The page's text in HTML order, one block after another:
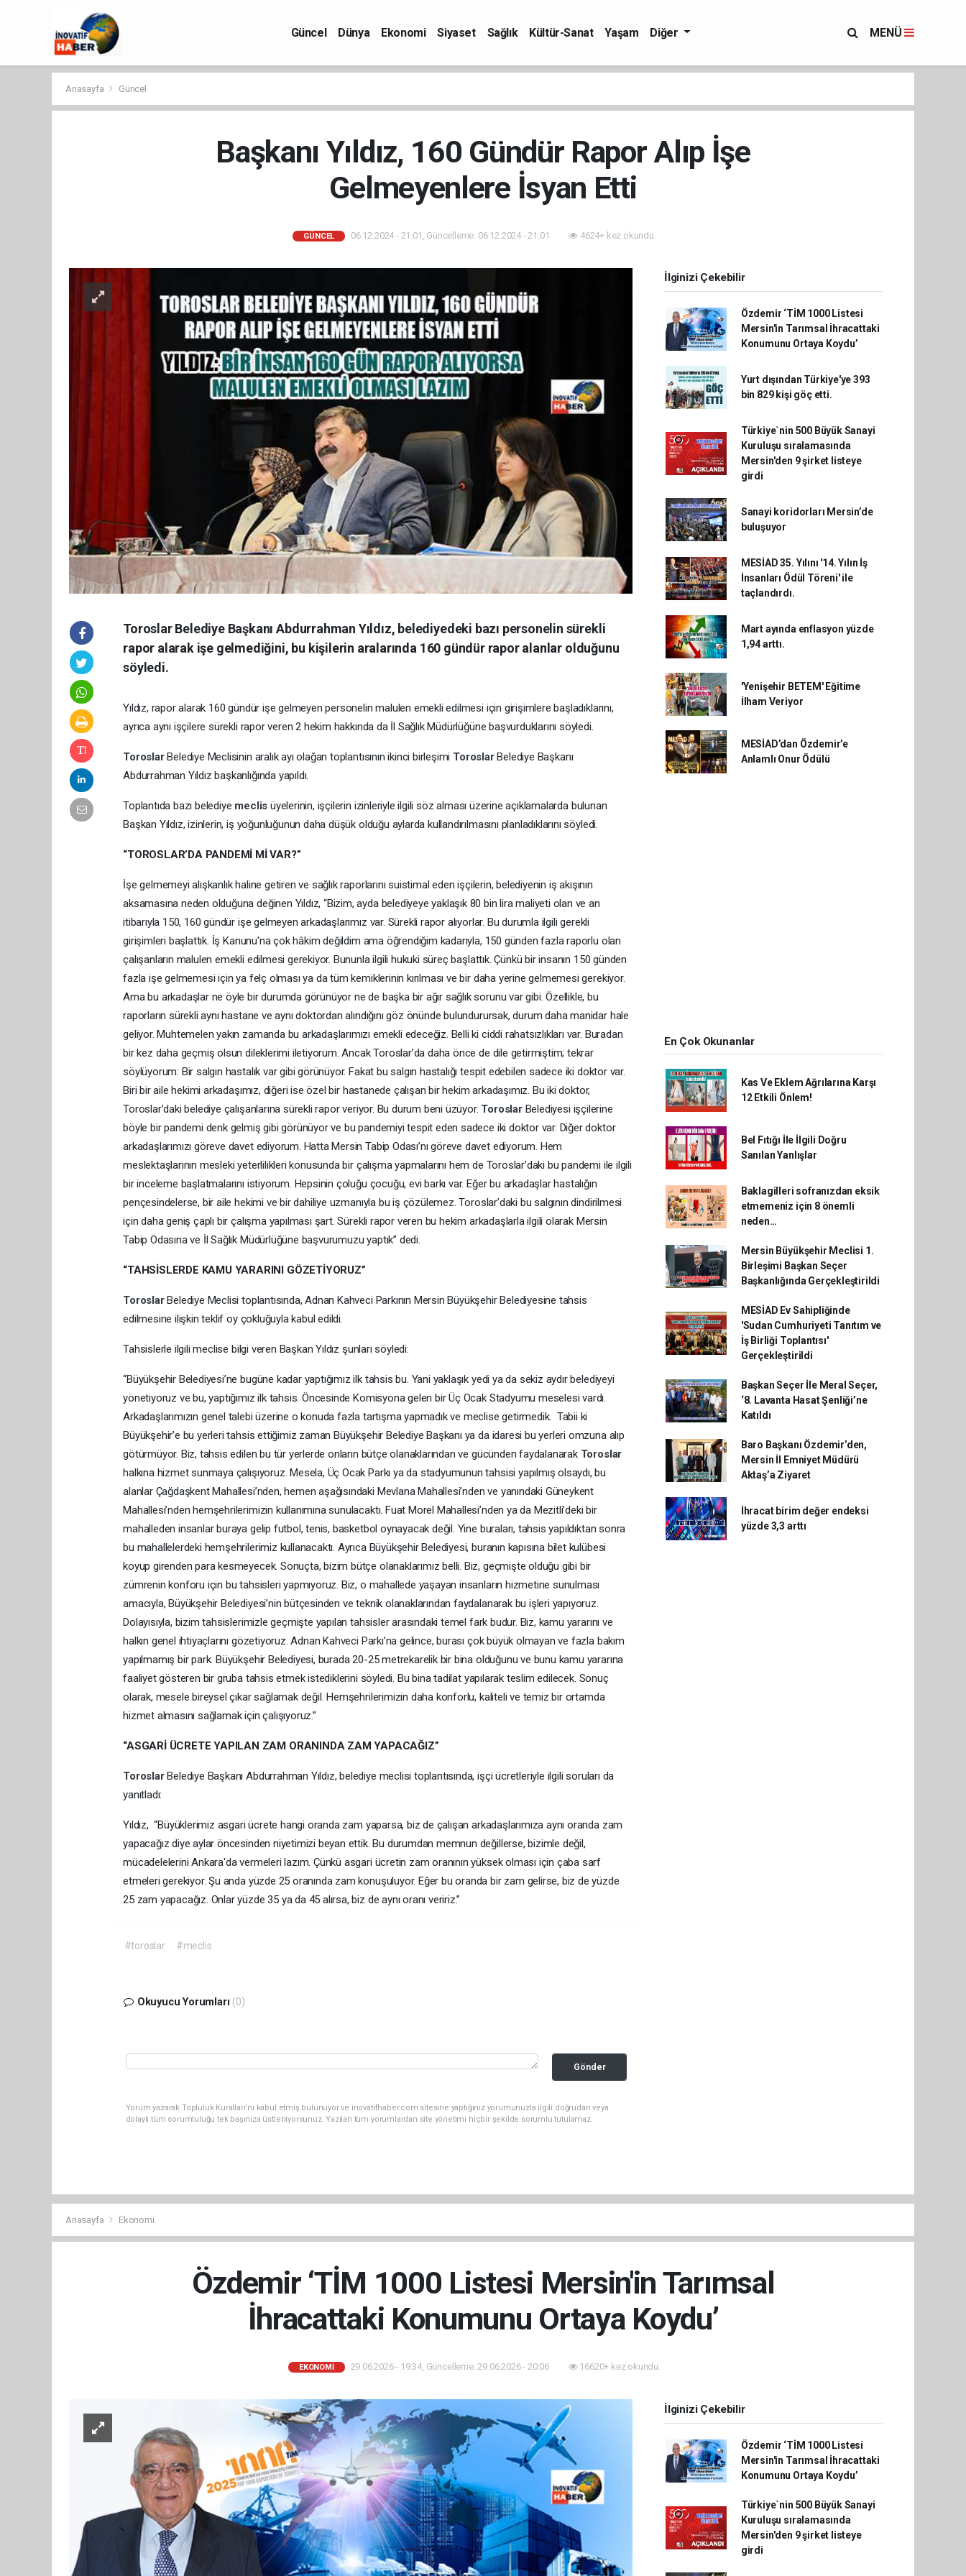
Güncel Dünya Ekonomi Siyaset Sağlık Kültür-Sanat Yaşam Diğer MENÜ
Anasayfa Güncel
Başkanı Yıldız, 160 Gündür Rapor Alıp İşe
Gelmeyenlere İsyan Etti
GÜNCEL 06.12.2024 - 21:01, Güncelleme: 06.12.2024 - 21:01 4624+ kez okundu.
Toroslar Belediye Başkanı Abdurrahman Yıldız, belediyedeki bazı personelin sürekli
rapor alarak işe gelmediğini, bu kişilerin aralarında 160 gündür rapor alanlar olduğunu
söyledi.
Yıldız, rapor alarak 160 gündür işe gelmeyen personelin malulen emekli edilmesi için girişimlere başladıklarını,
ayrıca aynı işçilere sürekli rapor veren 2 hekim hakkında da İl Sağlık Müdürlüğüne başvurduklarını söyledi.
Toroslar Belediye Meclisinin aralık ayı olağan toplantısının ikinci birleşimi Toroslar Belediye Başkanı
Abdurrahman Yıldız başkanlığında yapıldı.
Toplantıda bazı belediye meclis üyelerinin, işçilerin izinleriyle ilgili söz alması üzerine açıklamalarda bulunan
Başkan Yıldız, izinlerin, iş yoğunluğunun daha düşük olduğu aylarda kullandırılmasını planladıklarını söyledi.
“TOROSLAR’DA PANDEMİ Mİ VAR?”
İşe gelmemeyi alışkanlık haline getiren ve sağlık raporlarını suistimal eden işçilerin, belediyenin iş akışının
aksamasına neden olduğuna değinen Yıldız, “Bizim, ayda belediyeye yaklaşık 80 bin lira maliyeti olan ve an
itibarıyla 150, 160 gündür işe gelmeyen arkadaşlarımız var. Sürekli rapor alıyorlar. Bu durumla ilgili gerekli
girişimleri başlattık. İş Kanunu'na çok hâkim değildim ama öğrendiğim kadarıyla, 150 günden fazla raporlu olan
çalışanların malulen emekli edilmesi gerekiyor. Bununla ilgili hukuki süreç başlattık. Çünkü bir insanın 150 günden
fazla işe gelmemesi için ya felç olması ya da tüm kemiklerinin kırılması ve bir daha yerine gelmemesi gerekiyor.
Ama bu arkadaşlar ne öyle bir durumda görünüyor ne de başka bir ağır sağlık sorunu var gibi. Özellikle, bu
raporların sürekli aynı hastane ve aynı doktordan alındığını göz önünde bulundurursak, durum daha manidar hale
geliyor. Muhtemelen yakın zamanda bu arkadaşlarımızı emekli edeceğiz. Belli ki ciddi rahatsızlıkları var. Buradan
bir kez daha geçmiş olsun dileklerimi iletiyorum. Ancak Toroslar’da daha önce de dile getirmiştim; tekrar
söylüyorum: Bir salgın hastalık var gibi görünüyor. Fakat bu salgın hastalığı tespit edebilen sadece iki doktor var.
Biri bir aile hekimi arkadaşımız, diğeri ise özel bir hastanede çalışan bir hekim arkadaşımız. Bu iki doktor,
Toroslar’daki belediye çalışanlarına sürekli rapor veriyor. Bu durum beni üzüyor. Toroslar Belediyesi işçilerine
böyle bir pandemi denk gelmiş gibi görünüyor ve bu pandemiyi tespit eden sadece iki doktor var. Diğer doktor
arkadaşlarımızı göreve davet ediyorum. Hatta Mersin Tabip Odası’nı göreve davet ediyorum. Hem
meslektaşlarının mesleki yeterlilikleri konusunda bir çalışma yapmalarını hem de Toroslar’daki bu pandemi ile ilgili
bir inceleme başlatmalarını istiyorum. Hepsinin çoluğu çocuğu, evi barkı var. Eğer bu arkadaşlar hastalığın
pençesindelerse, bir aile hekimi ve bir dahiliye uzmanıyla bu iş çözülemez. Toroslar’daki bu salgının dindirilmesi
için daha geniş çaplı bir çalışma yapılması şart. Sürekli rapor veren bu hekim arkadaşlarla ilgili olarak Mersin
Tabip Odasına ve İl Sağlık Müdürlüğüne başvurumuzu yaptık” dedi.
“TAHSİSLERDE KAMU YARARINI GÖZETİYORUZ”
Toroslar Belediye Meclisi toplantısında, Adnan Kahveci Parkının Mersin Büyükşehir Belediyesine tahsis
edilmesine ilişkin teklif oy çokluğuyla kabul edildi.
Tahsislerle ilgili meclise bilgi veren Başkan Yıldız şunları söyledi:
“Büyükşehir Belediyesi’ne bugüne kadar yaptığımız ilk tahsis bu. Yani yaklaşık yedi ya da sekiz aydır belediyeyi
yönetiyoruz ve bu, yaptığımız ilk tahsis. Öncesinde Komisyona gelen bir Üç Ocak Stadyumu meselesi vardı.
Arkadaşlarımızın genel talebi üzerine o konuda fazla tartışma yapmadık ve meclise getirmedik. Tabii ki
Büyükşehir’e bu yerleri tahsis ettiğimiz zaman Büyükşehir Belediye Başkanı ya da idaresi bu yerleri omzuna alıp
götürmüyor. Biz, tahsis edilen bu tür yerlerde onların bütçe olanaklarından ve gücünden faydalanarak Toroslar
halkına hizmet sunmaya çalışıyoruz. Mesela, Üç Ocak Parkı ya da stadyumunun tahsisi yapılmış olsaydı, bu
alanlar Çağdaşkent Mahallesi’nden, hemen aşağısındaki Mevlana Mahallesi’nden ve yanındaki Güneykent
Mahallesi’nden hemşehrilerimizin kullanımına sunulacaktı. Fuat Morel Mahallesi’nden ya da Mezitli’deki bir
mahalleden insanlar buraya gelip futbol, tenis, basketbol oynayacak değil. Yine buraları, tahsis yapıldıktan sonra
bu mahallelerdeki hemşehrilerimiz kullanacaktı. Ayrıca Büyükşehir Belediyesi, buranın kapısına bilet kulübesi
koyup girenden para kesmeyecek. Sonuçta, bizim bütçe olanaklarımız belli. Biz, geçmişte olduğu gibi bir
zümrenin konforu için bu tahsisleri yapmıyoruz. Biz, o mahallede yaşayan insanların hizmetine sunulması
amacıyla, Büyükşehir Belediyesi’nin bütçesinden ve teknik olanaklarından faydalanarak bu işleri yapıyoruz.
Dolayısıyla, bizim tahsislerimizle geçmişte yapılan tahsisler arasındaki temel fark budur. Biz, kamu yararını ve
halkın genel ihtiyaçlarını gözetiyoruz. Adnan Kahveci Parkı’na gelince, burası çok büyük olmayan ve fazla bakım
yapılmamış bir park. Büyükşehir Belediyesi, burada 20-25 metrekarelik bir bina olduğunu ve bunu kamu yararına
faaliyet gösteren bir gruba tahsis etmek istediklerini söyledi. Bu bina tadilat yapılarak teslim edilecek. Sonuç
olarak, mesele bireysel çıkar sağlamak değil. Hemşehrilerimizin daha konforlu, kaliteli ve temiz bir ortamda
hizmet almasını sağlamak için çalışıyoruz.”
“ASGARİ ÜCRETE YAPILAN ZAM ORANINDA ZAM YAPACAĞIZ”
Toroslar Belediye Başkanı Abdurrahman Yıldız, belediye meclisi toplantısında, işçi ücretleriyle ilgili soruları da
yanıtladı:
Yıldız, “Büyüklerimiz asgari ücrete hangi oranda zam yaparsa, biz de çalışan arkadaşlarımıza aynı oranda zam
yapacağız diye aylar öncesinden niyetimizi beyan ettik. Bu durumdan memnun değillerse, bizimle değil,
mücadelelerini Ankara'da vermeleri lazım. Çünkü asgari ücretin zam oranının yüksek olması için çaba sarf
etmeleri gerekiyor. Şu anda yüzde 25 oranında zam konuşuluyor. Eğer bu oranda bir zam gelirse, biz de yüzde
25 zam yapacağız. Onlar yüzde 35 ya da 45 alırsa, biz de aynı oranı veririz.”
#toroslar #meclis
Okuyucu Yorumları (0)
Gönder
Yorum yazarak Topluluk Kuralları’nı kabul etmiş bulunuyor ve inovatifhaber.com sitesine yaptığınız yorumunuzla ilgili doğrudan veya
dolaylı tüm sorumluluğu tek başınıza üstleniyorsunuz. Yazılan tüm yorumlardan site yönetimi hiçbir şekilde sorumlu tutulamaz.
İlginizi Çekebilir
Özdemir ‘TİM 1000 Listesi
Mersin'in Tarımsal İhracattaki
Konumunu Ortaya Koydu’
Yurt dışından Türkiye'ye 393
bin 829 kişi göç etti.
Türkiye`nin 500 Büyük Sanayi
Kuruluşu sıralamasında
Mersin'den 9 şirket listeye
girdi
Sanayi koridorları Mersin’de
buluşuyor
MESİAD 35. Yılını '14. Yılın İş
İnsanları Ödül Töreni' ile
taçlandırdı.
Mart ayında enflasyon yüzde
1,94 arttı.
'Yenişehir BETEM' Eğitime
İlham Veriyor
MESİAD’dan Özdemir’e
Anlamlı Onur Ödülü
En Çok Okunanlar
Kas Ve Eklem Ağrılarına Karşı
12 Etkili Önlem!
Bel Fıtığı İle İlgili Doğru
Sanılan Yanlışlar
Baklagilleri sofranızdan eksik
etmemeniz için 8 önemli
neden…
Mersin Büyükşehir Meclisi 1.
Birleşimi Başkan Seçer
Başkanlığında Gerçekleştirildi
MESİAD Ev Sahipliğinde
'Sudan Cumhuriyeti Tanıtım ve
İş Birliği Toplantısı'
Gerçekleştirildi
Başkan Seçer İle Meral Seçer,
‘8. Lavanta Hasat Şenliği’ne
Katıldı
Baro Başkanı Özdemir’den,
Mersin İl Emniyet Müdürü
Aktaş’a Ziyaret
İhracat birim değer endeksi
yüzde 3,3 arttı
Anasayfa Ekonomi
Özdemir ‘TİM 1000 Listesi Mersin'in Tarımsal
İhracattaki Konumunu Ortaya Koydu’
EKONOMI 29.06.2026 - 19:34, Güncelleme: 29.06.2026 - 20:06 16620+ kez okundu.
İlginizi Çekebilir
Özdemir ‘TİM 1000 Listesi
Mersin'in Tarımsal İhracattaki
Konumunu Ortaya Koydu’
Türkiye`nin 500 Büyük Sanayi
Kuruluşu sıralamasında
Mersin'den 9 şirket listeye
girdi